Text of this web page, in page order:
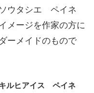
ウタシエ ペイネ
メージを作家の方に
ーメイドのもので
ルヒアイス ペイネ